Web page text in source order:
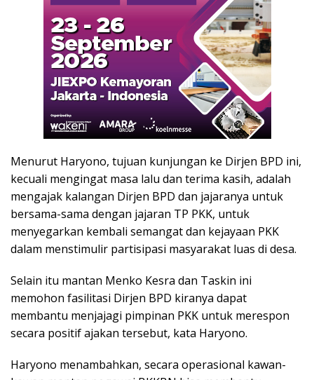
Menurut Haryono, tujuan kunjungan ke Dirjen BPD ini,
kecuali mengingat masa lalu dan terima kasih, adalah
mengajak kalangan Dirjen BPD dan jajaranya untuk
bersama-sama dengan jajaran TP PKK, untuk
menyegarkan kembali semangat dan kejayaan PKK
dalam menstimulir partisipasi masyarakat luas di desa.
Selain itu mantan Menko Kesra dan Taskin ini
memohon fasilitasi Dirjen BPD kiranya dapat
membantu menjajagi pimpinan PKK untuk merespon
secara positif ajakan tersebut, kata Haryono.
Haryono menambahkan, secara operasional kawan-